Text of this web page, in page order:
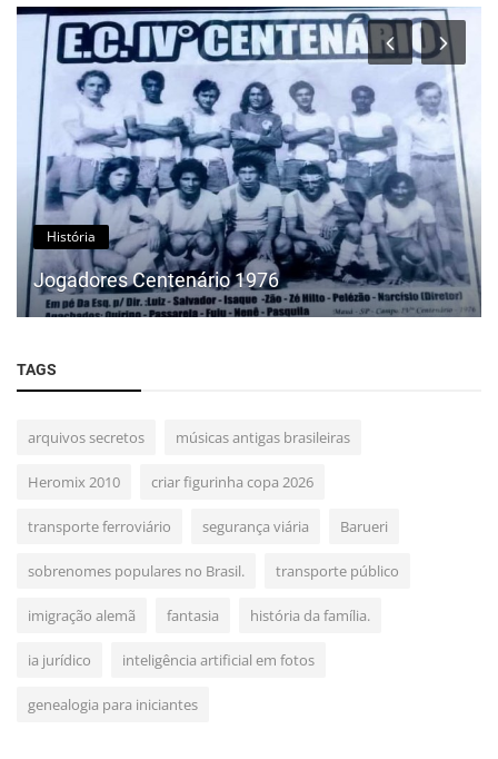
História
Jogadores Centenário 1976
TAGS
arquivos secretos músicas antigas brasileiras
Heromix 2010 criar figurinha copa 2026
transporte ferroviário segurança viária Barueri
sobrenomes populares no Brasil. transporte público
imigração alemã fantasia história da família.
ia jurídico inteligência artificial em fotos
genealogia para iniciantes